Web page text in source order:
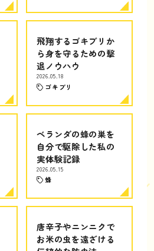
飛翔するゴキブリか
ら身を守るための撃
退ノウハウ
2026.05.18
ゴキブリ
ベランダの蜂の巣を
自分で駆除した私の
実体験記録
2026.05.15
蜂
唐辛子やニンニクで
お米の虫を遠ざける